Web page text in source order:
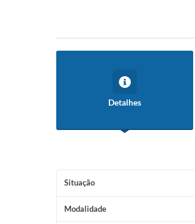
Detalhes
Situação
Modalidade